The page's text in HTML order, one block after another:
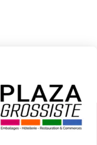
Services